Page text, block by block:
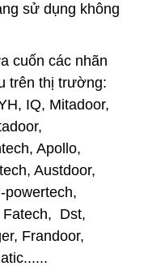
sử dụng không
cuốn các nhãn
trên thị trường:
IQ, Mitadoor,
Apollo,
Austdoor,
powertech,
Fatech, Dst,
Frandoor,